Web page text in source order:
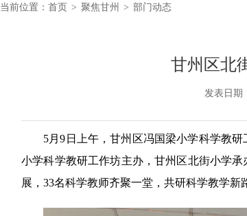
当前位置： 首页 > 聚焦甘州 > 部门动态
甘州区北
发表日期
5月9日上午，甘州区冯国梁小学科学教
小学科学教研工作坊主办，甘州区北街小学
展，33名科学教师齐聚一堂，共研科学教学新